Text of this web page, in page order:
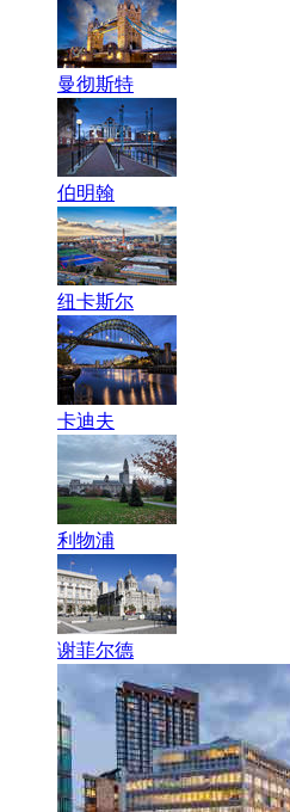
曼彻斯特
伯明翰
纽卡斯尔
卡迪夫
利物浦
谢菲尔德